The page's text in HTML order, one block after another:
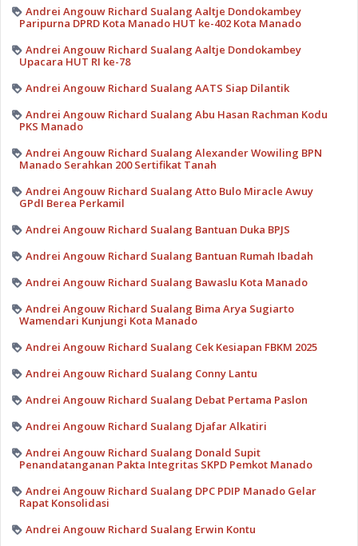
Andrei Angouw Richard Sualang Aaltje Dondokambey
Paripurna DPRD Kota Manado HUT ke-402 Kota Manado
Andrei Angouw Richard Sualang Aaltje Dondokambey
Upacara HUT RI ke-78
Andrei Angouw Richard Sualang AATS Siap Dilantik
Andrei Angouw Richard Sualang Abu Hasan Rachman Kodu
PKS Manado
Andrei Angouw Richard Sualang Alexander Wowiling BPN
Manado Serahkan 200 Sertifikat Tanah
Andrei Angouw Richard Sualang Atto Bulo Miracle Awuy
GPdI Berea Perkamil
Andrei Angouw Richard Sualang Bantuan Duka BPJS
Andrei Angouw Richard Sualang Bantuan Rumah Ibadah
Andrei Angouw Richard Sualang Bawaslu Kota Manado
Andrei Angouw Richard Sualang Bima Arya Sugiarto
Wamendari Kunjungi Kota Manado
Andrei Angouw Richard Sualang Cek Kesiapan FBKM 2025
Andrei Angouw Richard Sualang Conny Lantu
Andrei Angouw Richard Sualang Debat Pertama Paslon
Andrei Angouw Richard Sualang Djafar Alkatiri
Andrei Angouw Richard Sualang Donald Supit
Penandatanganan Pakta Integritas SKPD Pemkot Manado
Andrei Angouw Richard Sualang DPC PDIP Manado Gelar
Rapat Konsolidasi
Andrei Angouw Richard Sualang Erwin Kontu